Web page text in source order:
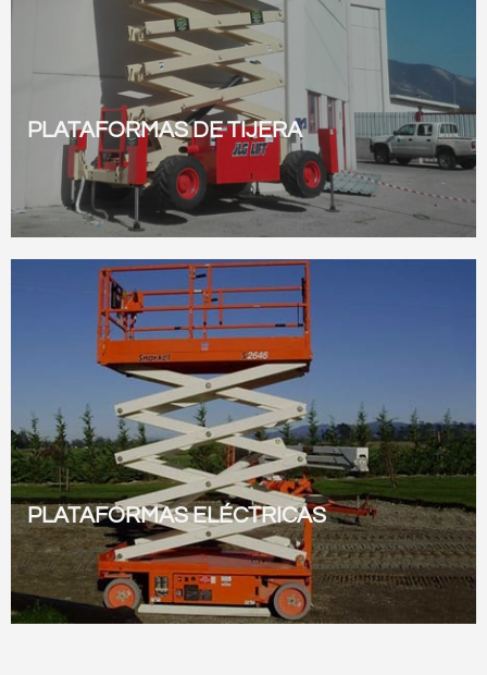
PLATAFORMAS DE TIJERA
Ver todas
PLATAFORMAS ELÉCTRICAS
Ver todas